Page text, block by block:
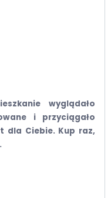
wyglądało
i przyciągało
dla Ciebie. Kup raz,